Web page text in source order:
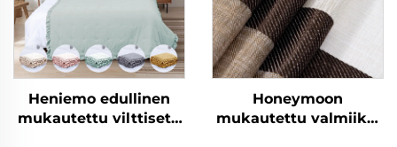
Heniemo edullinen
mukautettu vilttisetti
Honeymoon
mukautettu valmiiksi